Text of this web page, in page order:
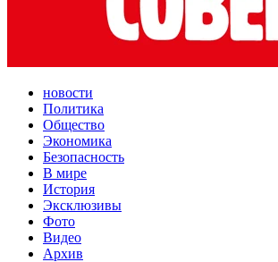
новости
Политика
Общество
Экономика
Безопасность
В мире
История
Эксклюзивы
Фото
Видео
Архив